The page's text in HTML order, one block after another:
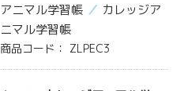
アニマル学習帳
カレッジア
ニマル学習帳
商品コード： ZLPEC3